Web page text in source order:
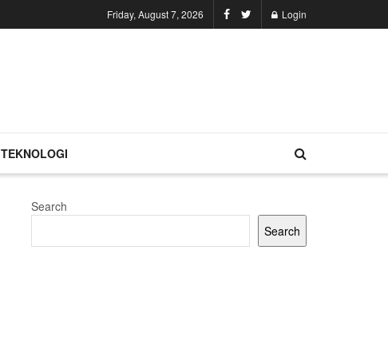
Friday, August 7, 2026 Login
TEKNOLOGI
Search
Search